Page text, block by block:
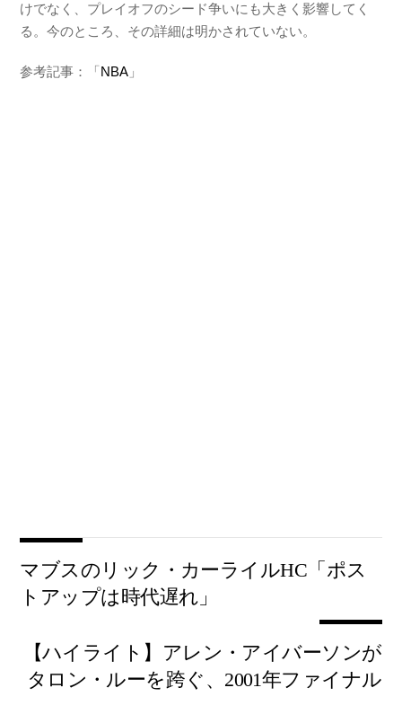
けでなく、プレイオフのシード争いにも大きく影響してく
る。今のところ、その詳細は明かされていない。
参考記事：「NBA 」
マブスのリック・カーライルHC「ポス
トアップは時代遅れ」
【ハイライト】アレン・アイバーソンが
タロン・ルーを跨ぐ、2001年ファイナル